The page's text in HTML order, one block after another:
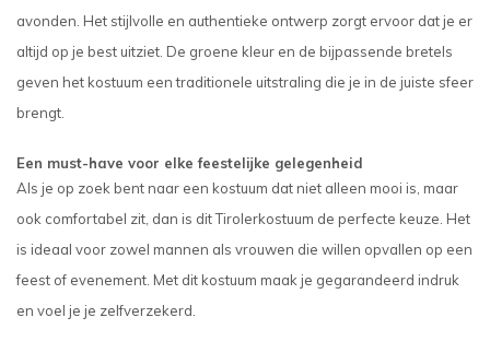
avonden. Het stijlvolle en authentieke ontwerp zorgt ervoor dat je er
altijd op je best uitziet. De groene kleur en de bijpassende bretels
geven het kostuum een traditionele uitstraling die je in de juiste sfeer
brengt.
Een must-have voor elke feestelijke gelegenheid
Als je op zoek bent naar een kostuum dat niet alleen mooi is, maar
ook comfortabel zit, dan is dit Tirolerkostuum de perfecte keuze. Het
is ideaal voor zowel mannen als vrouwen die willen opvallen op een
feest of evenement. Met dit kostuum maak je gegarandeerd indruk
en voel je je zelfverzekerd.